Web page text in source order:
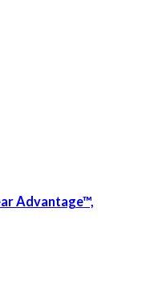
Advantage™,